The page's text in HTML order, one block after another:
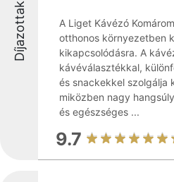
Díjazottak
A Liget Kávézó
otthonos környezetben
kikapcsolódásra. A
kávéválasztékkal,
és snackekkel szolgálja
miközben nagy
és egészséges ...
9.7